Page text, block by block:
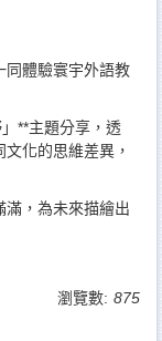
同體驗寰宇外語教
**主題分享，透
化的思維差異，
滿，為未來描繪出
瀏覽數: 875